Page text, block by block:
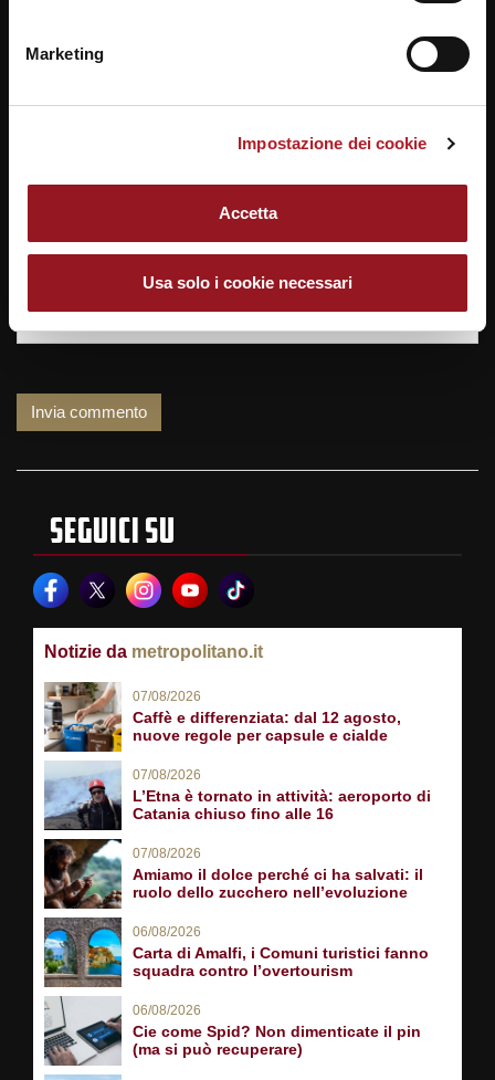
Marketing
Impostazione dei cookie
Accetta
Usa solo i cookie necessari
SEGUICI SU
Notizie da metropolitano.it
07/08/2026
Caffè e differenziata: dal 12 agosto,
nuove regole per capsule e cialde
07/08/2026
L’Etna è tornato in attività: aeroporto di
Catania chiuso fino alle 16
07/08/2026
Amiamo il dolce perché ci ha salvati: il
ruolo dello zucchero nell’evoluzione
06/08/2026
Carta di Amalfi, i Comuni turistici fanno
squadra contro l’overtourism
06/08/2026
Cie come Spid? Non dimenticate il pin
(ma si può recuperare)